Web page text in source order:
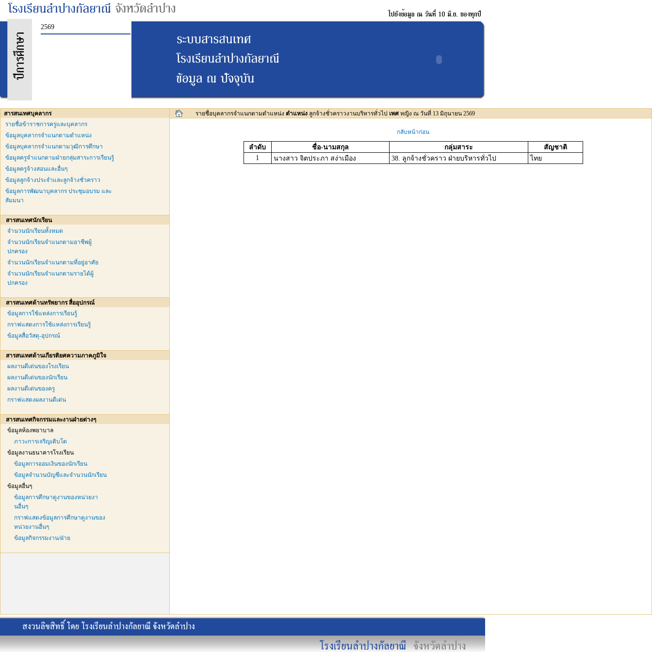
2569
สารสนเทศบุคลากร
รายชื่อข้าราชการครูและบุคลากร
ข้อมูลบุคลากรจำแนกตามตำแหน่ง
ข้อมูลบุคลากรจำแนกตามวุฒิการศึกษา
ข้อมูลครูจำแนกตามฝ่ายกลุ่มสาระการเรียนรู้
ข้อมูลครูจ้างสอนและอื่นๆ
ข้อมูลลูกจ้างประจำและลูกจ้างชั่วคราว
ข้อมูลการพัฒนาบุคลากร ประชุมอบรม และ
สัมมนา
สารสนเทศนักเรียน
จำนวนนักเรียนทั้งหมด
จำนวนนักเรียนจำแนกตามอาชีพผู้
ปกครอง
จำนวนนักเรียนจำแนกตามที่อยู่อาศัย
จำนวนนักเรียนจำแนกตามรายได้ผู้
ปกครอง
สารสนเทศด้านทรัพยากร สื่ออุปกรณ์
ข้อมูลการใช้แหล่งการเรียนรู้
กราฟแสดงการใช้แหล่งการเรียนรู้
ข้อมูลสื่อวัสดุ-อุปกรณ์
สารสนเทศด้านเกียรติยศความภาคภูมิใจ
ผลงานดีเด่นของโรงเรียน
ผลงานดีเด่นของนักเรียน
ผลงานดีเด่นของครู
กราฟแสดงผลงานดีเด่น
สารสนเทศกิจกรรมและงานฝ่ายต่างๆ
ข้อมูลห้องพยาบาล
ภาวะการเจริญเติบโต
ข้อมูลงานธนาคารโรงเรียน
ข้อมูลการออมเงินของนักเรียน
ข้อมูลจำนวนบัญชีและจำนวนนักเรียน
ข้อมูลอื่นๆ
ข้อมูลการศึกษาดูงานของหน่วยงา
นอื่นๆ
กราฟแสดงข้อมูลการศึกษาดูงานของ
หน่วยงานอื่นๆ
ข้อมูลกิจกรรมงาน/ฝ่าย
รายชื่อบุคลากรจำแนกตามตำแหน่ง ตำแหน่ง ลูกจ้างชั่วคราวงานบริหารทั่วไป เพศ หญิง ณ วันที่ 13 มิถุนายน 2569
กลับหน้าก่อน
ลำดับ ชื่อ-นามสกุล กลุ่มสาระ
สัญชาติ
1
นางสาว จิตประภา สง่าเมือง 38. ลูกจ้างชั่วคราว ฝ่ายบริหารทั่วไป ไทย